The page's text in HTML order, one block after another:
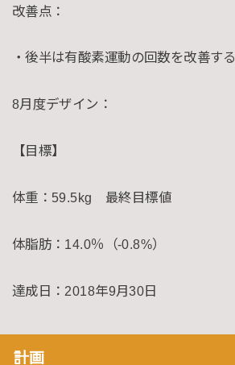
改善点：
・後半は有酸素運動の回数を改善する
8月度デザイン：
【目標】
体重：59.5kg 最終目標値
体脂肪：14.0％（-0.8%）
達成日：2018年9月30日
計画